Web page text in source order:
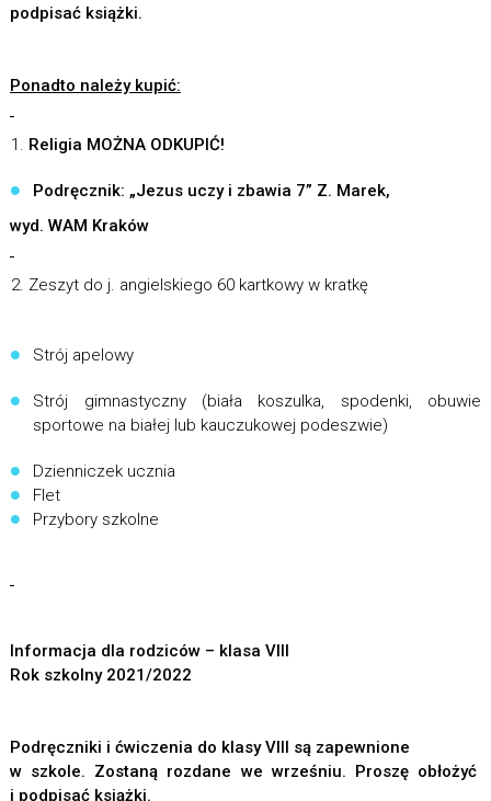
podpisać książki.
Ponadto należy kupić:
Religia MOŻNA ODKUPIĆ!
Podręcznik: „Jezus uczy i zbawia 7” Z. Marek,
wyd. WAM Kraków
Zeszyt do j. angielskiego 60 kartkowy w kratkę
Strój apelowy
Strój gimnastyczny (biała koszulka, spodenki, obuwie
sportowe na białej lub kauczukowej podeszwie)
Dzienniczek ucznia
Flet
Przybory szkolne
Informacja dla rodziców – klasa VIII
Rok szkolny 2021/2022
Podręczniki i ćwiczenia do klasy VIII są zapewnione
w szkole. Zostaną rozdane we wrześniu. Proszę obłożyć
i podpisać książki.